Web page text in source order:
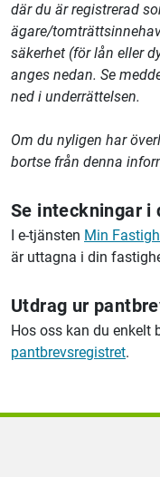
där du är registrerad
ägare/
säkerhet (för lån eller
anges nedan. Se
ned i underrättelsen.
Om du nyligen har
bortse från denna
Se inteckningar i
I e-tjänsten Min
är uttagna i din
Utdrag ur
Hos oss kan du enkelt
pantbrevsregistret.